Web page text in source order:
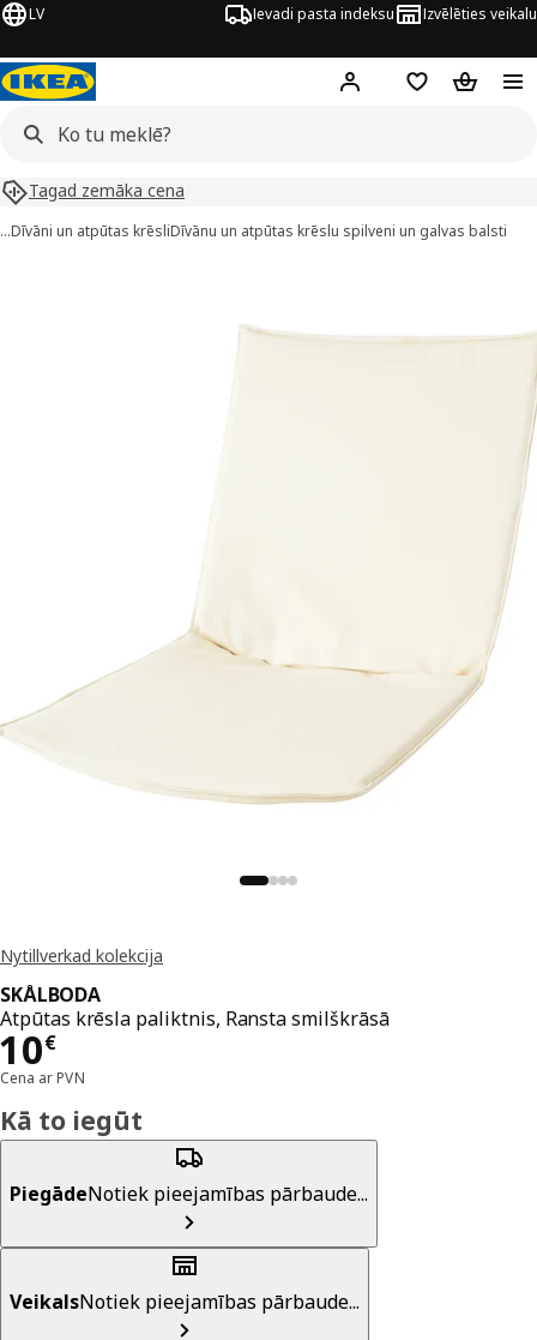
LV Ievadi pasta indeksu Izvēlēties veikalu
Hej! Pierakstīties
PirkumuPirkumu
Tagad zemāka cena
…Dīvāni un atpūtas krēsliDīvānu un atpūtas krēslu spilveni un galvas balsti
Nytillverkad kolekcija
SKÅLBODA
Atpūtas krēsla paliktnis, Ransta smilškrāsā
10€
Cena 10€
Cena ar PVN
Kā to iegūt
PiegādeNotiek pieejamības pārbaude...
VeikalsNotiek pieejamības pārbaude...